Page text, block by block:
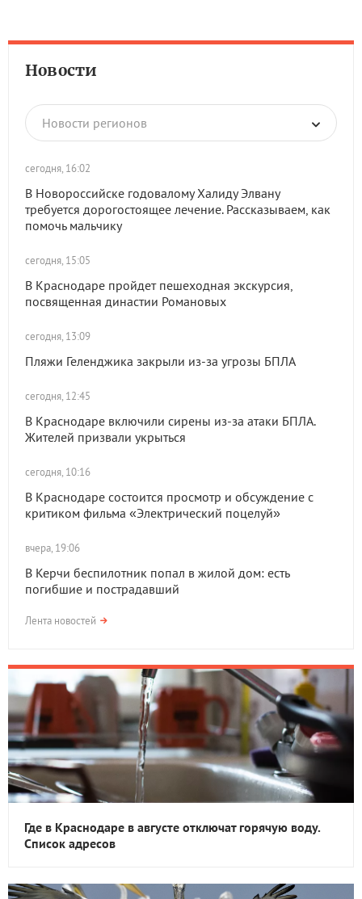
Новости
Новости регионов
сегодня, 16:02
В Новороссийске годовалому Халиду Элвану
требуется дорогостоящее лечение. Рассказываем, как
помочь мальчику
сегодня, 15:05
В Краснодаре пройдет пешеходная экскурсия,
посвященная династии Романовых
сегодня, 13:09
Пляжи Геленджика закрыли из-за угрозы БПЛА
сегодня, 12:45
В Краснодаре включили сирены из-за атаки БПЛА.
Жителей призвали укрыться
сегодня, 10:16
В Краснодаре состоится просмотр и обсуждение с
критиком фильма «Электрический поцелуй»
вчера, 19:06
В Керчи беспилотник попал в жилой дом: есть
погибшие и пострадавший
Лента новостей
Где в Краснодаре в августе отключат горячую воду.
Список адресов